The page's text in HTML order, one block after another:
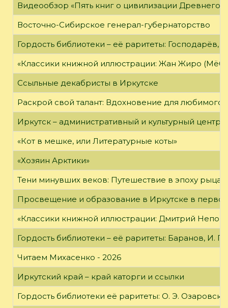
Видеообзор «Пять книг о цивилизации Древнего
Восточно-Сибирское генерал-губернаторство
Гордость библиотеки – её раритеты:
«Классики книжной иллюстрации: Жан Жиро
Ссыльные декабристы в Иркутске
Раскрой свой талант: Вдохновение для любимого
Иркутск – административный и культурный центр
«Кот в мешке, или Литературные коты»
«Хозяин Арктики»
Тени минувших веков: Путешествие в эпоху
Просвещение и образование в Иркутске в
«Классики книжной иллюстрации: Дмитрий
Гордость библиотеки – её раритеты: Баранов, И.
Читаем Михасенко - 2026
Иркутский край – край каторги и ссылки
Гордость библиотеки её раритеты: О. Э.